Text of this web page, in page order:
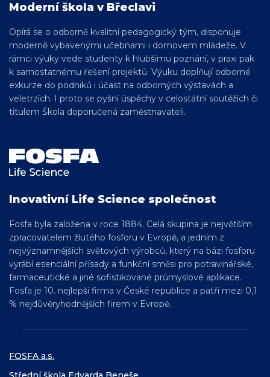
Inovativní Life Science společnost
Fosfa byla založena v roce 1884. Celá skupina je největším
zpracovatelem žlutého fosforu v Evropě, a jedním z
nejvýznamnějších světových výrobců, který na bázi fosforu
vyrábí esenciální přísady a funkční směsi pro potravinářské,
farmaceutické a jiné sofistikované průmyslové aplikace.
Fosfa je 10. nejlepší firma v České republice a patří mezi 0,1
% nejdůvěryhodnějších firem v Evropě.
Moderní škola v Břeclavi
Opírá se o odborně kvalitní pedagogický tým, disponuje
moderně vybavenými učebnami i domovem mládeže. V
rámci výuky vede studenty k hlubšímu poznání, v praxi pak
k samostatnému řešení projektů. Výuku doplňují odborné
exkurze do podniků i účast na odborných výstavách a
veletrzích. I proto se pyšní úspěchy v celostátní soutěžích či
titulem Škola doporučená zaměstnavateli.
FOSFA a.s.